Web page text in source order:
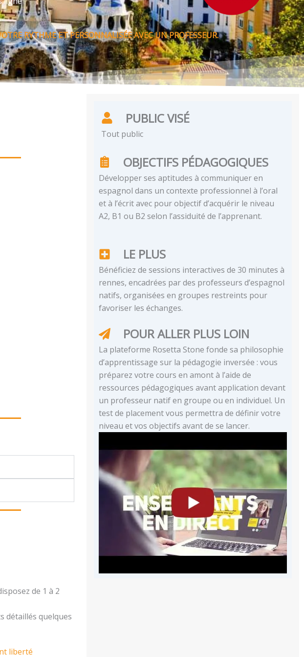
RYTHME ET PERSONNALISÉE AVEC UN PROFESSEUR.
de 1 à 2
détaillés quelques
liberté
PUBLIC VISÉ
Tout public
OBJECTIFS PÉDAGOGIQUES
Développer ses aptitudes à communiquer en
espagnol dans un contexte professionnel à l’oral
et à l’écrit avec pour objectif d’acquérir le niveau
A2, B1 ou B2 selon l’assiduité de l’apprenant.
LE PLUS
Bénéficiez de sessions interactives de 30 minutes à
rennes, encadrées par des professeurs d’espagnol
natifs, organisées en groupes restreints pour
favoriser les échanges.
POUR ALLER PLUS LOIN
La plateforme Rosetta Stone fonde sa philosophie
d’apprentissage sur la pédagogie inversée : vous
préparez votre cours en amont à l’aide de
ressources pédagogiques avant application devant
un professeur natif en groupe ou en individuel. Un
test de placement vous permettra de définir votre
niveau et vos objectifs avant de se lancer.